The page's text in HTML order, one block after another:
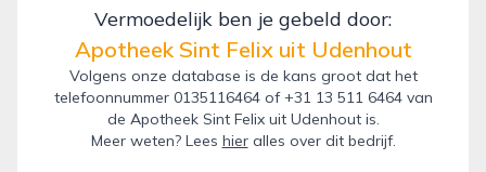
Vermoedelijk ben je gebeld door:
Apotheek Sint Felix uit Udenhout
Volgens onze database is de kans groot dat het
telefoonnummer 0135116464 of +31 13 511 6464 van
de Apotheek Sint Felix uit Udenhout is.
Meer weten? Lees hieralles over dit bedrijf.